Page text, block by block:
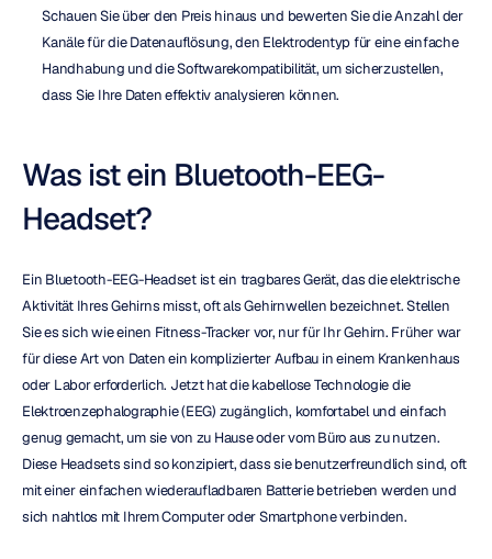
Schauen Sie über den Preis hinaus und bewerten Sie die Anzahl der
Kanäle für die Datenauflösung, den Elektrodentyp für eine einfache
Handhabung und die Softwarekompatibilität, um sicherzustellen,
dass Sie Ihre Daten effektiv analysieren können.
Was ist ein Bluetooth-EEG-
Headset?
Ein Bluetooth-EEG-Headset ist ein tragbares Gerät, das die elektrische
Aktivität Ihres Gehirns misst, oft als Gehirnwellen bezeichnet. Stellen
Sie es sich wie einen Fitness-Tracker vor, nur für Ihr Gehirn. Früher war
für diese Art von Daten ein komplizierter Aufbau in einem Krankenhaus
oder Labor erforderlich. Jetzt hat die kabellose Technologie die
Elektroenzephalographie (EEG) zugänglich, komfortabel und einfach
genug gemacht, um sie von zu Hause oder vom Büro aus zu nutzen.
Diese Headsets sind so konzipiert, dass sie benutzerfreundlich sind, oft
mit einer einfachen wiederaufladbaren Batterie betrieben werden und
sich nahtlos mit Ihrem Computer oder Smartphone verbinden.